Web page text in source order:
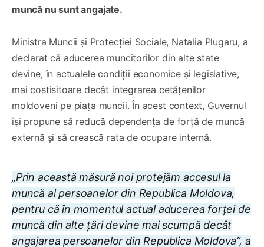
muncă nu sunt angajate.
Ministra Muncii și Protecției Sociale, Natalia Plugaru, a
declarat că aducerea muncitorilor din alte state
devine, în actualele condiții economice și legislative,
mai costisitoare decât integrarea cetățenilor
moldoveni pe piața muncii. În acest context, Guvernul
își propune să reducă dependența de forță de muncă
externă și să crească rata de ocupare internă.
„Prin această măsură noi protejăm accesul la
muncă al persoanelor din Republica Moldova,
pentru că în momentul actual aducerea forței de
muncă din alte țări devine mai scumpă decât
angajarea persoanelor din Republica Moldova”, a